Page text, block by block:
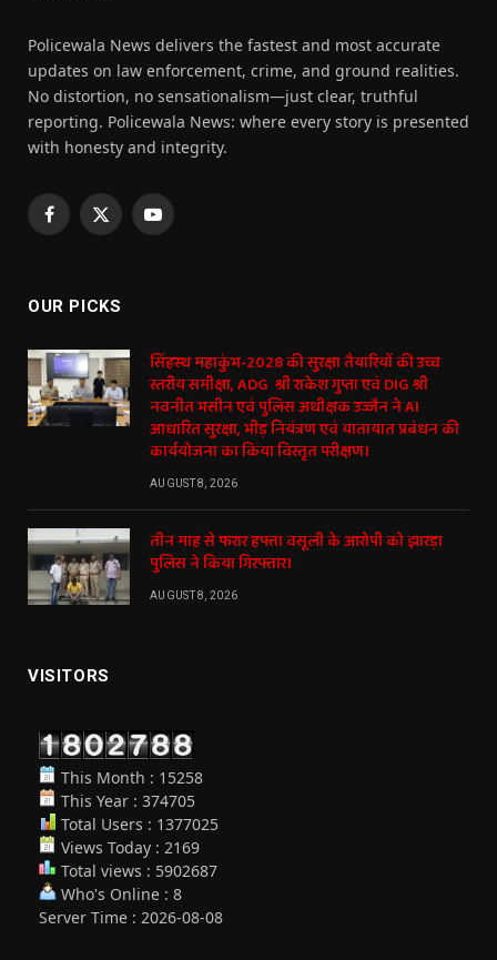
Policewala News delivers the fastest and most accurate
updates on law enforcement, crime, and ground realities.
No distortion, no sensationalism—just clear, truthful
reporting. Policewala News: where every story is presented
with honesty and integrity.
Facebook
X
YouTube
OUR PICKS
सिंहस्थ महाकुंभ-2028 की सुरक्षा तैयारियों की उच्च
स्तरीय समीक्षा, ADG श्री राकेश गुप्ता एवं DIG श्री
नवनीत भसीन एवं पुलिस अधीक्षक उज्जैन ने AI
आधारित सुरक्षा, भीड़ नियंत्रण एवं यातायात प्रबंधन की
कार्ययोजना का किया विस्तृत परीक्षण।
AUGUST 8, 2026
तीन माह से फरार हफ्ता वसूली के आरोपी को झारड़ा
पुलिस ने किया गिरफ्तार।
AUGUST 8, 2026
VISITORS
This Month : 15258
This Year : 374705
Total Users : 1377025
Views Today : 2169
Total views : 5902687
Who's Online : 8
Server Time : 2026-08-08